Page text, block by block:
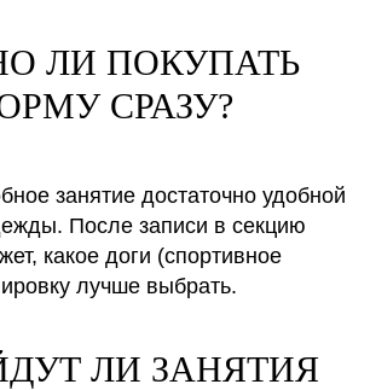
ЛИ ПОКУПАТЬ
СРАЗУ?
занятие достаточно удобной
После записи в секцию
какое доги (спортивное
лучше выбрать.
ЛИ ЗАНЯТИЯ